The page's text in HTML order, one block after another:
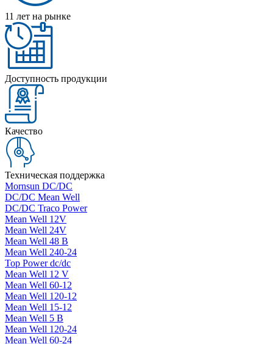
11 лет на рынке
Доступность продукции
Качество
Техническая поддержка
Mornsun DC/DC
DC/DC Mean Well
DC/DC Traco Power
Mean Well 12V
Mean Well 24V
Mean Well 48 В
Mean Well 240-24
Top Power dc/dc
Mean Well 12 V
Mean Well 60-12
Mean Well 120-12
Mean Well 15-12
Mean Well 5 В
Mean Well 120-24
Mean Well 60-24